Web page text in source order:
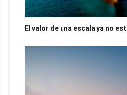
El valor de una escala ya no